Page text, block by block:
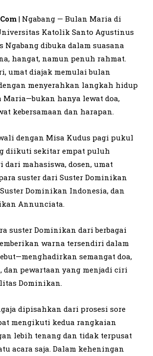
| Ngabang — Bulan Maria di
Katolik Santo Agustinus
Ngabang dibuka dalam suasana
hangat, namun penuh rahmat.
umat diajak memulai bulan
menyerahkan langkah hidup
Maria—bukan hanya lewat doa,
kebersamaan dan harapan.
dengan Misa Kudus pagi pukul
diikuti sekitar empat puluh
dari mahasiswa, dosen, umat
suster dari Suster Dominikan
Dominikan Indonesia, dan
Annunciata.
suster Dominikan dari berbagai
warna tersendiri dalam
semangat doa,
dan pewartaan yang menjadi ciri
Dominikan.
dipisahkan dari prosesi sore
mengikuti kedua rangkaian
lebih tenang dan tidak terpusat
acara saja. Dalam keheningan